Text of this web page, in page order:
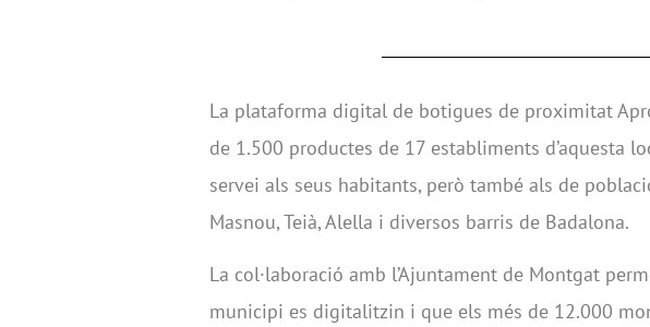
La plataforma digital de botigues de proximitat
de 1.500 productes de 17 establiments d’aquesta
servei als seus habitants, però també als de
Masnou, Teià, Alella i diversos barris de Badalona.
La col·laboració amb l’Ajuntament de Montgat
municipi es digitalitzin i que els més de 12.000